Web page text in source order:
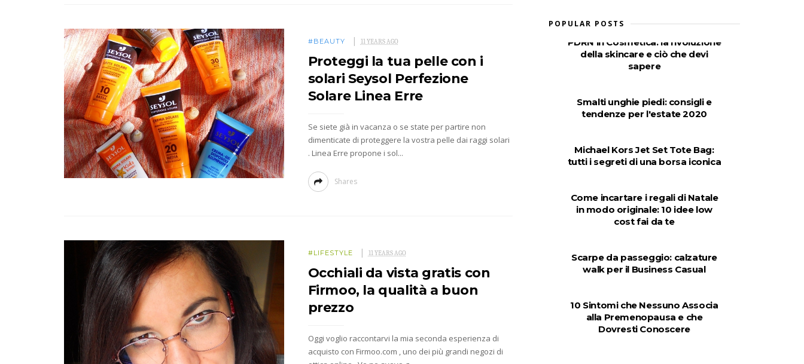
#BEAUTY 11 YEARS AGO
Proteggi la tua pelle con i
solari Seysol Perfezione
Solare Linea Erre
Se siete già in vacanza o se state per partire non
dimenticate di proteggere la vostra pelle dai raggi solari
. Linea Erre propone i sol...
Shares
#LIFESTYLE 11 YEARS AGO
Occhiali da vista gratis con
Firmoo, la qualità a buon
prezzo
Oggi voglio raccontarvi la mia seconda esperienza di
acquisto con Firmoo.com , uno dei più grandi negozi di
POPULAR POSTS
PDRN in Cosmetica: la rivoluzione
della skincare e ciò che devi
sapere
Smalti unghie piedi: consigli e
tendenze per l'estate 2020
Michael Kors Jet Set Tote Bag:
tutti i segreti di una borsa iconica
Come incartare i regali di Natale
in modo originale: 10 idee low
cost fai da te
Scarpe da passeggio: calzature
walk per il Business Casual
10 Sintomi che Nessuno Associa
alla Premenopausa e che
Dovresti Conoscere